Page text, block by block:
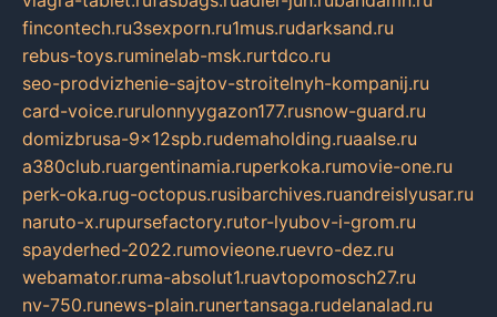
fincontech.ru3sexporn.ru1mus.rudarksand.ru
rebus-toys.ruminelab-msk.rurtdco.ru
seo-prodvizhenie-sajtov-stroitelnyh-kompanij.ru
card-voice.rurulonnyygazon177.rusnow-guard.ru
domizbrusa-9x12spb.rudemaholding.ruaalse.ru
a380club.ruargentinamia.ruperkoka.rumovie-one.ru
perk-oka.rug-octopus.rusibarchives.ruandreislyusar.ru
naruto-x.rupursefactory.rutor-lyubov-i-grom.ru
spayderhed-2022.rumovieone.ruevro-dez.ru
webamator.ruma-absolut1.ruavtopomosch27.ru
nv-750.runews-plain.runertansaga.rudelanalad.ru